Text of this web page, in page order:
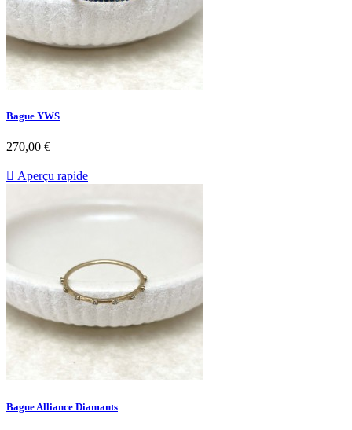
Bague YWS
Prix
270,00 €
 Aperçu rapide
Bague Alliance Diamants